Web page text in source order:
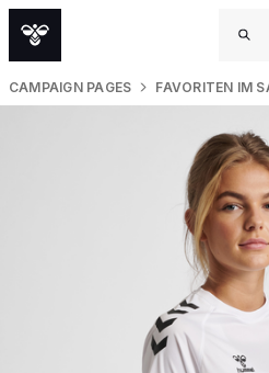
CAMPAIGN PAGES FAVORITEN IM